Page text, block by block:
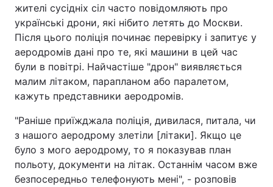
жителі сусідніх сіл часто повідомляють про
українські дрони, які нібито летять до Москви.
Після цього поліція починає перевірку і запитує у
аеродромів дані про те, які машини в цей час
були в повітрі. Найчастіше "дрон" виявляється
малим літаком, парапланом або паралетом,
кажуть представники аеродромів.
"Раніше приїжджала поліція, дивилася, питала, чи
з нашого аеродрому злетіли [літаки]. Якщо це
було з мого аеродрому, то я показував план
польоту, документи на літак. Останнім часом вже
безпосередньо телефонують мені", - розповів